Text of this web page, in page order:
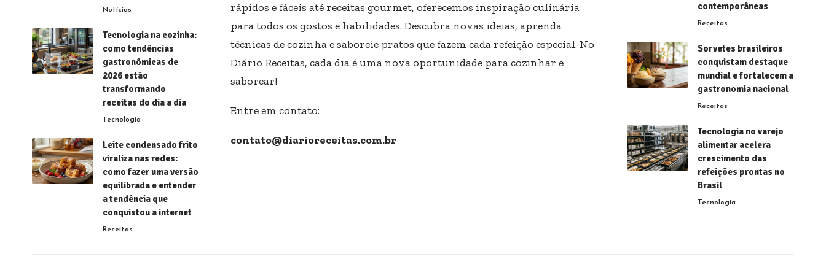
Notícias
Tecnologia na cozinha:
como tendências
gastronômicas de
2026 estão
transformando
receitas do dia a dia
Tecnologia
Leite condensado frito
viraliza nas redes:
como fazer uma versão
equilibrada e entender
a tendência que
conquistou a internet
Receitas
rápidos e fáceis até receitas gourmet, oferecemos inspiração culinária
para todos os gostos e habilidades. Descubra novas ideias, aprenda
técnicas de cozinha e saboreie pratos que fazem cada refeição especial. No
Diário Receitas, cada dia é uma nova oportunidade para cozinhar e
saborear!
Entre em contato:
contato@diarioreceitas.com.br
contemporâneas
Receitas
Sorvetes brasileiros
conquistam destaque
mundial e fortalecem a
gastronomia nacional
Receitas
Tecnologia no varejo
alimentar acelera
crescimento das
refeições prontas no
Brasil
Tecnologia